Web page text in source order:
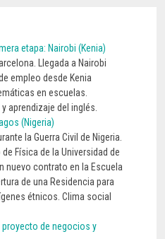
etapa: Nairobi (Kenia)
Llegada a Nairobi
empleo desde Kenia
en escuelas.
aprendizaje del inglés.
(Nigeria)
la Guerra Civil de Nigeria.
Física de la Universidad de
nuevo contrato en la Escuela
de una Residencia para
étnicos. Clima social
proyecto de negocios y